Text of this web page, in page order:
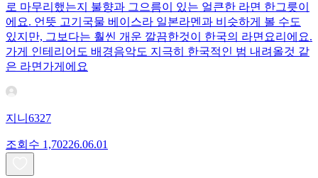
로 마무리했는지 불향과 그으름이 있는 얼큰한 라면 한그릇이
에요. 언뜻 고기국물 베이스라 일본라멘과 비슷하게 볼 수도
있지만, 그보다는 훨씬 개운 깔끔한것이 한국의 라면요리에요.
가게 인테리어도 배경음악도 지극히 한국적인 범 내려올것 같
은 라면가게에요
지니6327
조회수 1,70226.06.01